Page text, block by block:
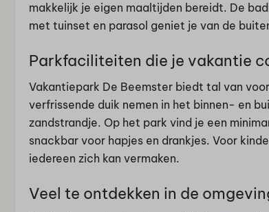
makkelijk je eigen maaltijden bereidt. De
met tuinset en parasol geniet je van de
Parkfaciliteiten die je vakantie
Vakantiepark De Beemster biedt tal van
verfrissende duik nemen in het binnen- en
zandstrandje. Op het park vind je een
snackbar voor hapjes en drankjes. Voor
iedereen zich kan vermaken.
Veel te ontdekken in de